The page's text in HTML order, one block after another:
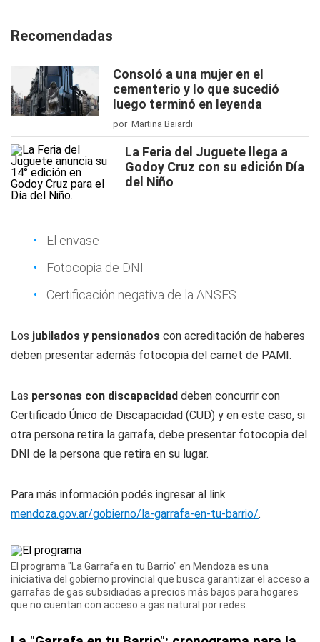
Recomendadas
Consoló a una mujer en el
cementerio y lo que sucedió
luego terminó en leyenda
por Martina Baiardi
La Feria del Juguete llega a
Godoy Cruz con su edición Día
del Niño
El envase
Fotocopia de DNI
Certificación negativa de la ANSES
Los jubilados y pensionados con acreditación de haberes
deben presentar además fotocopia del carnet de PAMI.
Las personas con discapacidad deben concurrir con
Certificado Único de Discapacidad (CUD) y en este caso, si
otra persona retira la garrafa, debe presentar fotocopia del
DNI de la persona que retira en su lugar.
Para más información podés ingresar al link
mendoza.gov.ar/gobierno/la-garrafa-en-tu-barrio/.
El programa "La Garrafa en tu Barrio" en Mendoza es una
iniciativa del gobierno provincial que busca garantizar el acceso a
garrafas de gas subsidiadas a precios más bajos para hogares
que no cuentan con acceso a gas natural por redes.